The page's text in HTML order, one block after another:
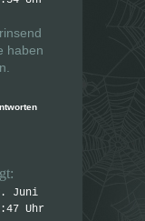
haben
Juni
Uhr